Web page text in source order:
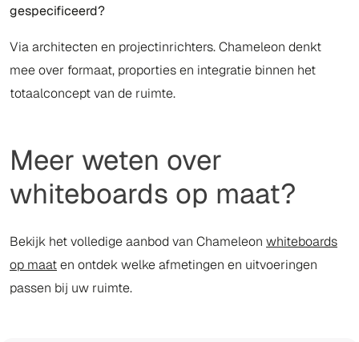
gespecificeerd?
Via architecten en projectinrichters. Chameleon denkt
mee over formaat, proporties en integratie binnen het
totaalconcept van de ruimte.
Meer weten over
whiteboards op maat?
Bekijk het volledige aanbod van Chameleon whiteboards
op maaten ontdek welke afmetingen en uitvoeringen
passen bij uw ruimte.